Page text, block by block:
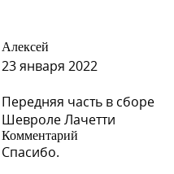
Алексей
23 января 2022
Передняя часть в сборе
Шевроле Лачетти
Комментарий
Спасибо.